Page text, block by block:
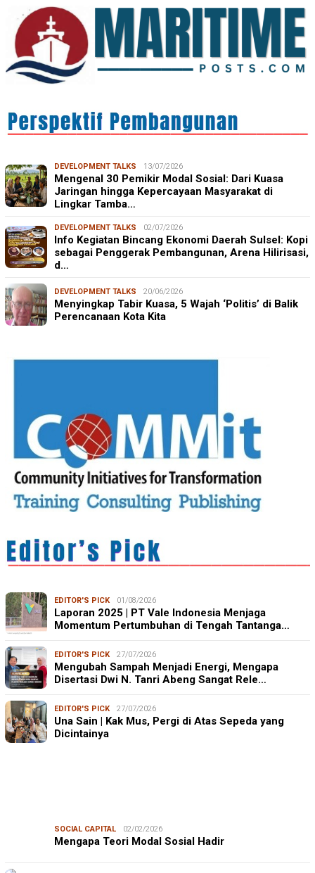
DEVELOPMENT TALKS 13/07/2026
Mengenal 30 Pemikir Modal Sosial: Dari Kuasa
Jaringan hingga Kepercayaan Masyarakat di
Lingkar Tamba…
DEVELOPMENT TALKS 02/07/2026
Info Kegiatan Bincang Ekonomi Daerah Sulsel: Kopi
sebagai Penggerak Pembangunan, Arena Hilirisasi,
d…
DEVELOPMENT TALKS 20/06/2026
Menyingkap Tabir Kuasa, 5 Wajah ‘Politis’ di Balik
Perencanaan Kota Kita
EDITOR'S PICK 01/08/2026
Laporan 2025 | PT Vale Indonesia Menjaga
Momentum Pertumbuhan di Tengah Tantanga…
EDITOR'S PICK 27/07/2026
Mengubah Sampah Menjadi Energi, Mengapa
Disertasi Dwi N. Tanri Abeng Sangat Rele…
EDITOR'S PICK 27/07/2026
Una Sain | Kak Mus, Pergi di Atas Sepeda yang
Dicintainya
SOCIAL CAPITAL 02/02/2026
Mengapa Teori Modal Sosial Hadir